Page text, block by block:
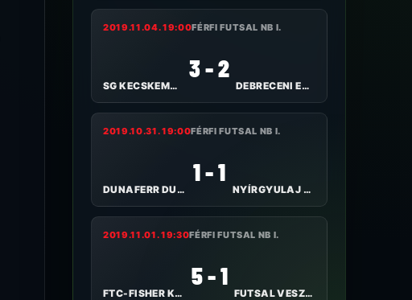
2019.11.04. 19:00FÉRFI FUTSAL NB I.
SG KECSKEMÉT FUTSAL
3 - 2
DEBRECENI EGYETEMI AC
2019.10.31. 19:00FÉRFI FUTSAL NB I.
DUNAFERR DUE DUTRADE FC
1 - 1
NYÍRGYULAJ KSE
2019.11.01. 19:30FÉRFI FUTSAL NB I.
FTC-FISHER KLÍMA
5 - 1
FUTSAL VESZPRÉM